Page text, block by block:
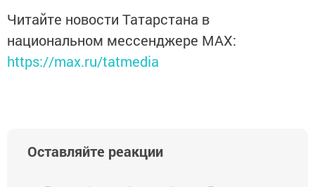
Читайте новости Татарстана в
национальном мессенджере MАХ:
https://max.ru/tatmedia
Оставляйте реакции